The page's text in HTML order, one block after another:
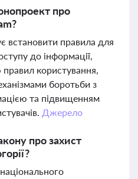
про
встановити правила для
до інформації,
користування,
боротьби з
та підвищенням
Джерело
про захист